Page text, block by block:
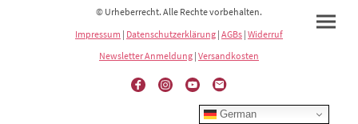
© Urheberrecht. Alle Rechte vorbehalten.
Impressum | Datenschutzerklärung | AGBs | Widerruf
Newsletter Anmeldung | Versandkosten
German